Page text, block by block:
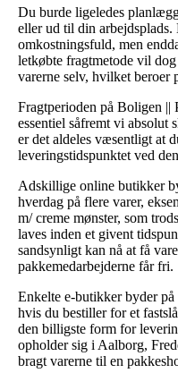
Du burde ligeledes
eller ud til din
omkostningsfuld, men
letkøbte fragtmetode vil
varerne selv, hvilket beroer
Fragtperioden på Boligen
essentiel såfremt vi absolut
er det aldeles væsentligt at
leveringstidspunktet ved
Adskillige online butikker
hverdag på flere varer,
m/ creme mønster, som
laves inden et givent
sandsynligt kan nå at få
pakkemedarbejderne får fri.
Enkelte e-butikker byder
hvis du bestiller for et
den billigste form for
opholder sig i Aalborg,
bragt varerne til en